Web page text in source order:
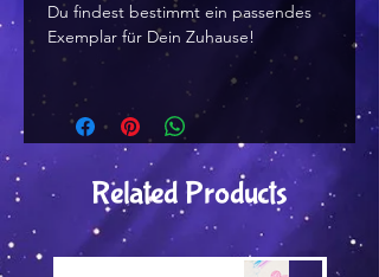
Du findest bestimmt ein passendes
Exemplar für Dein Zuhause!
Related Products